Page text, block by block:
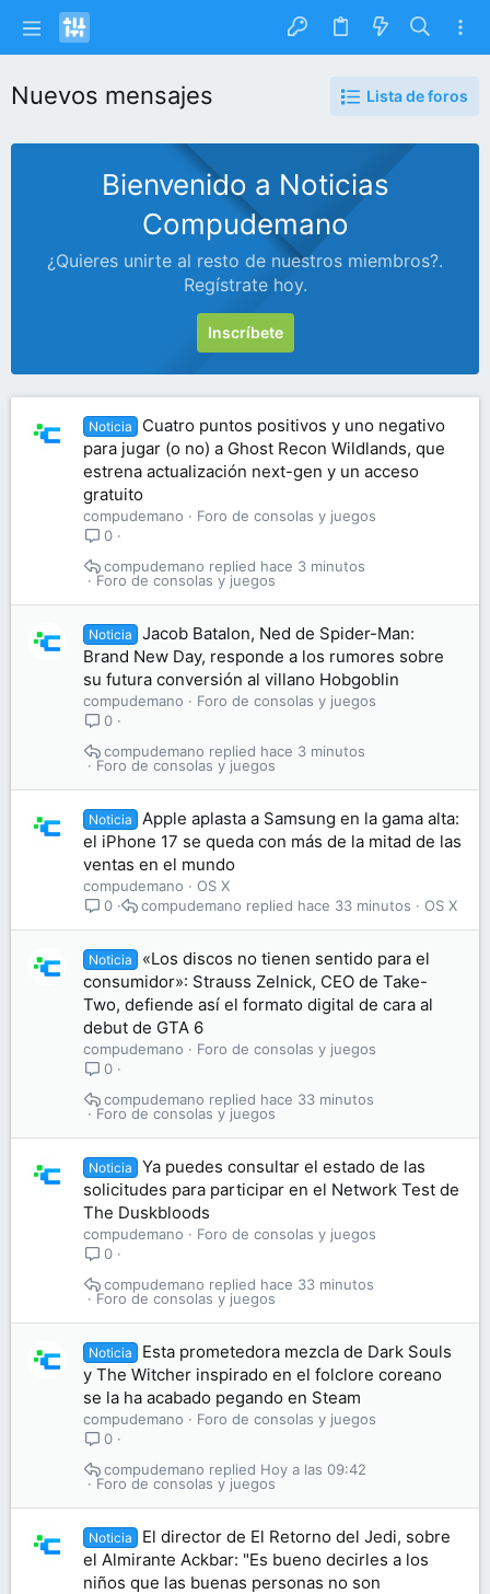
Nuevos mensajes Lista de foros
Bienvenido a Noticias
Compudemano
¿Quieres unirte al resto de nuestros miembros?.
Regístrate hoy.
Inscríbete
Noticia
Cuatro puntos positivos y uno negativo
para jugar (o no) a Ghost Recon Wildlands, que
estrena actualización next-gen y un acceso
gratuito
compudemano
Foro de consolas y juegos
0
Foro de consolas y juegos
hace 3 minutos
compudemano
Noticia
Jacob Batalon, Ned de Spider-Man:
Brand New Day, responde a los rumores sobre
su futura conversión al villano Hobgoblin
compudemano
Foro de consolas y juegos
0
Foro de consolas y juegos
hace 3 minutos
compudemano
Noticia
Apple aplasta a Samsung en la gama alta:
el iPhone 17 se queda con más de la mitad de las
ventas en el mundo
compudemano
OS X
0
OS X
hace 33 minutos
compudemano
Noticia
«Los discos no tienen sentido para el
consumidor»: Strauss Zelnick, CEO de Take-
Two, defiende así el formato digital de cara al
debut de GTA 6
compudemano
Foro de consolas y juegos
0
Foro de consolas y juegos
hace 33 minutos
compudemano
Noticia
Ya puedes consultar el estado de las
solicitudes para participar en el Network Test de
The Duskbloods
compudemano
Foro de consolas y juegos
0
Foro de consolas y juegos
hace 33 minutos
compudemano
Noticia
Esta prometedora mezcla de Dark Souls
y The Witcher inspirado en el folclore coreano
se la ha acabado pegando en Steam
compudemano
Foro de consolas y juegos
0
Foro de consolas y juegos
Hoy a las 09:42
compudemano
Noticia
El director de El Retorno del Jedi, sobre
el Almirante Ackbar: "Es bueno decirles a los
niños que las buenas personas no son